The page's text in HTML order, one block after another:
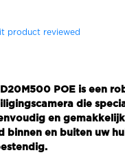
product reviewed
D20M500 POE is een
die
en
binnen en buiten uw